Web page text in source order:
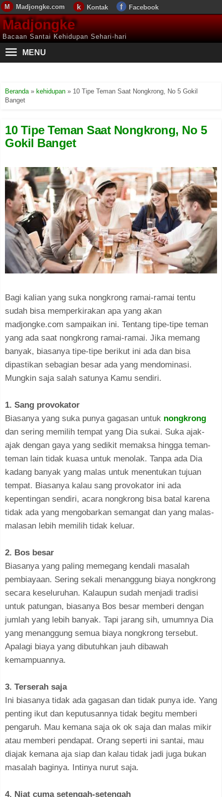
Madjongke.com Kontak Facebook
Madjongke
Bacaan Santai Kehidupan Sehari-hari
MENU
Beranda» kehidupan » 10 Tipe Teman Saat Nongkrong, No 5 Gokil
Banget
10 Tipe Teman Saat Nongkrong, No 5
Gokil Banget
Bagi kalian yang suka nongkrong ramai-ramai tentu
sudah bisa memperkirakan apa yang akan
madjongke.com sampaikan ini. Tentang tipe-tipe teman
yang ada saat nongkrong ramai-ramai. Jika memang
banyak, biasanya tipe-tipe berikut ini ada dan bisa
dipastikan sebagian besar ada yang mendominasi.
Mungkin saja salah satunya Kamu sendiri.
1. Sang provokator
Biasanya yang suka punya gagasan untuk nongkrong
dan sering memilih tempat yang Dia sukai. Suka ajak-
ajak dengan gaya yang sedikit memaksa hingga teman-
teman lain tidak kuasa untuk menolak. Tanpa ada Dia
kadang banyak yang malas untuk menentukan tujuan
tempat. Biasanya kalau sang provokator ini ada
kepentingan sendiri, acara nongkrong bisa batal karena
tidak ada yang mengobarkan semangat dan yang malas-
malasan lebih memilih tidak keluar.
2. Bos besar
Biasanya yang paling memegang kendali masalah
pembiayaan. Sering sekali menanggung biaya nongkrong
secara keseluruhan. Kalaupun sudah menjadi tradisi
untuk patungan, biasanya Bos besar memberi dengan
jumlah yang lebih banyak. Tapi jarang sih, umumnya Dia
yang menanggung semua biaya nongkrong tersebut.
Apalagi biaya yang dibutuhkan jauh dibawah
kemampuannya.
3. Terserah saja
Ini biasanya tidak ada gagasan dan tidak punya ide. Yang
penting ikut dan keputusannya tidak begitu memberi
pengaruh. Mau kemana saja ok ok saja dan malas mikir
atau memberi pendapat. Orang seperti ini santai, mau
diajak kemana aja siap dan kalau tidak jadi juga bukan
masalah baginya. Intinya nurut saja.
4. Niat cuma setengah-setengah